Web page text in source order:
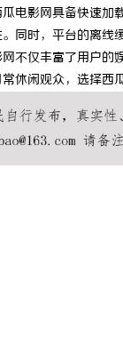
电影网具备快速加
同时，平台的离线
不仅丰富了用户的
休闲观众，选择西